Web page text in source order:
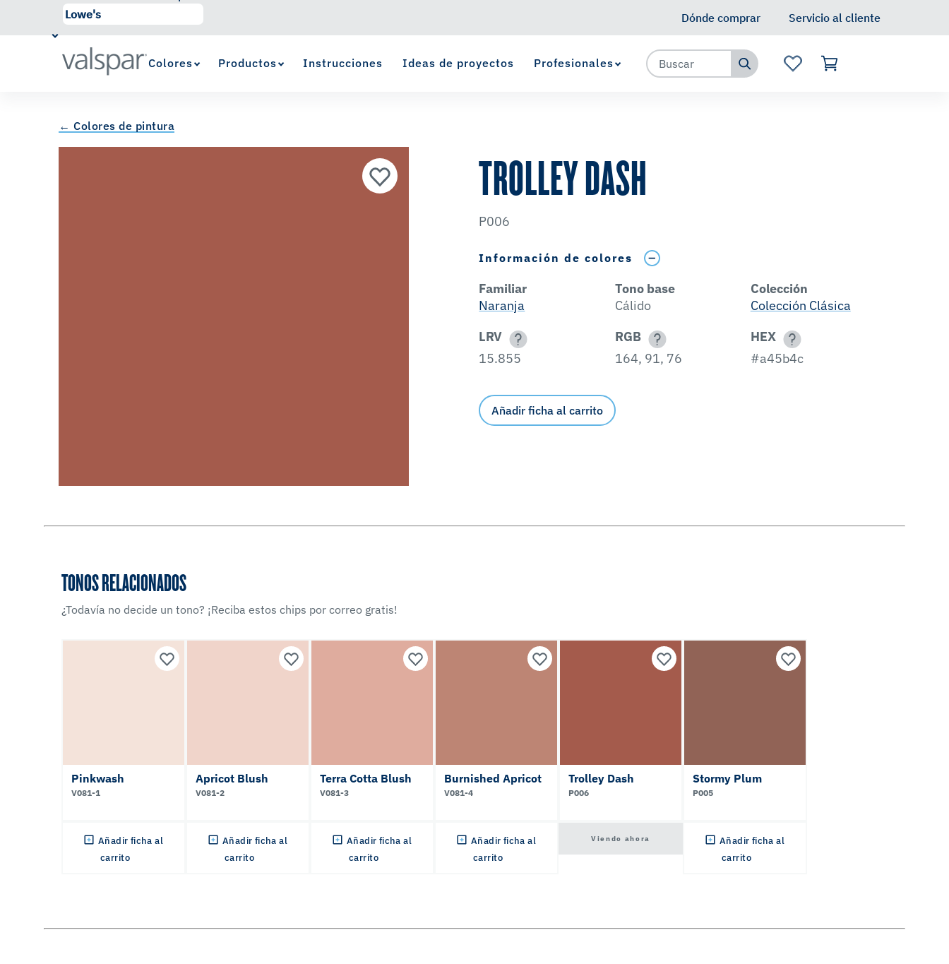
Dónde comprar
Servicio al cliente
Colores Productos Instrucciones Ideas de proyectos Profesionales
← Colores de pintura
TROLLEY DASH
P006
Información de colores
Familiar
Naranja
Tono base
Cálido
Colección
Colección Clásica
LRV
15.855
RGB
164, 91, 76
HEX
#a45b4c
Añadir ficha al carrito
TONOS RELACIONADOS
¿Todavía no decide un tono? ¡Reciba estos chips por correo gratis!
Pinkwash
V081-1
Añadir ficha al
carrito
Apricot Blush
V081-2
Añadir ficha al
carrito
Terra Cotta Blush
V081-3
Añadir ficha al
carrito
Burnished Apricot
V081-4
Añadir ficha al
carrito
Trolley Dash
P006
Viendo ahora
Stormy Plum
P005
Añadir ficha al
carrito